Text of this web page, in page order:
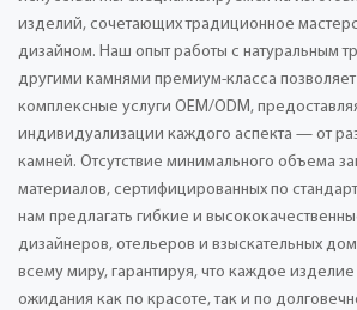
изделий, сочетающих традиционное
дизайном. Наш опыт работы с натуральным
другими камнями премиум-класса позволяет
комплексные услуги OEM/ODM,
индивидуализации каждого аспекта — от
камней. Отсутствие минимального объема
материалов, сертифицированных по
нам предлагать гибкие и
дизайнеров, отельеров и взыскательных
всему миру, гарантируя, что каждое
ожидания как по красоте, так и по